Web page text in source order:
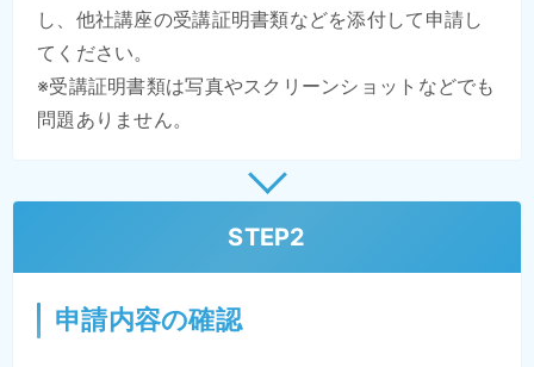
し、他社講座の受講証明書類などを添付して申請し
てください。
※受講証明書類は写真やスクリーンショットなどでも
問題ありません。
STEP2
申請内容の確認